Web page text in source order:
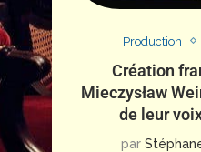
Production
Création
Mieczysław
de leur
par